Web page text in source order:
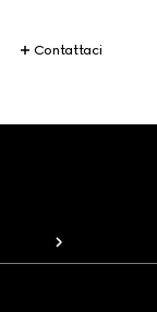
Contattaci